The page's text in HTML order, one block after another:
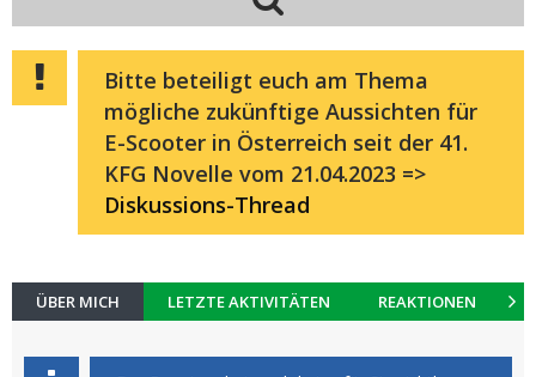
Bitte beteiligt euch am Thema
mögliche zukünftige Aussichten für
E-Scooter in Österreich seit der 41.
KFG Novelle vom 21.04.2023 =>
Diskussions-Thread
ÜBER MICH LETZTE AKTIVITÄTEN REAKTIONEN